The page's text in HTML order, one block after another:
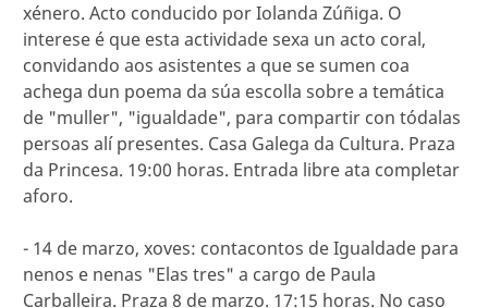
xénero. Acto conducido por Iolanda Zúñiga. O
interese é que esta actividade sexa un acto coral,
convidando aos asistentes a que se sumen coa
achega dun poema da súa escolla sobre a temática
de "muller", "igualdade", para compartir con tódalas
persoas alí presentes. Casa Galega da Cultura. Praza
da Princesa. 19:00 horas. Entrada libre ata completar
aforo.
- 14 de marzo, xoves: contacontos de Igualdade para
nenos e nenas "Elas tres" a cargo de Paula
Carballeira. Praza 8 de marzo. 17:15 horas. No caso